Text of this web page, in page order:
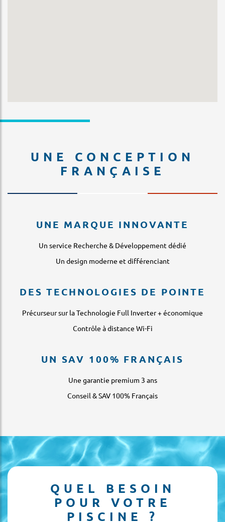
UNE CONCEPTION
FRANÇAISE
UNE MARQUE INNOVANTE
Un service Recherche & Développement dédié
Un design moderne et différenciant
DES TECHNOLOGIES DE POINTE
Précurseur sur la Technologie Full Inverter + économique
Contrôle à distance Wi-Fi
UN SAV 100% FRANÇAIS
Une garantie premium 3 ans
Conseil & SAV 100% Français
QUEL BESOIN
POUR VOTRE
PISCINE ?